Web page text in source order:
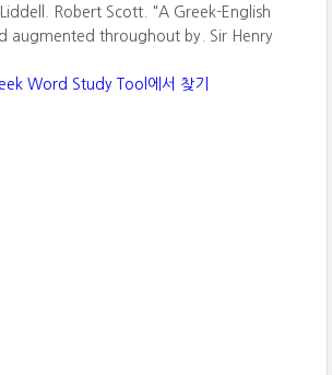
Robert Scott. "A Greek-English
augmented throughout by. Sir Henry
Word Study Tool에서 찾기